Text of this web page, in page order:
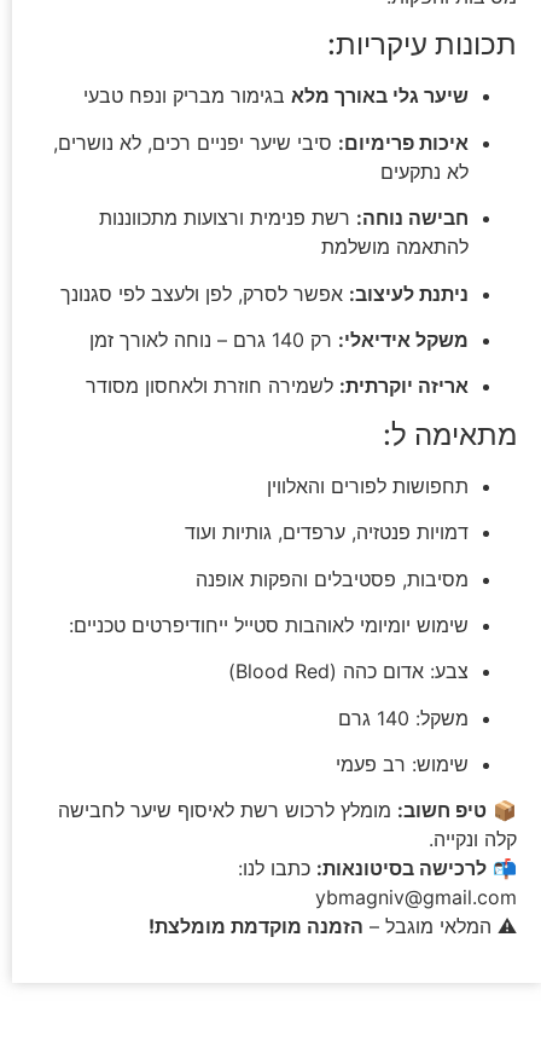
תכונות עיקריות:
שיער גלי באורך מלא בגימור מבריק ונפח טבעי
איכות פרימיום: סיבי שיער יפניים רכים, לא נושרים,
לא נתקעים
חבישה נוחה: רשת פנימית ורצועות מתכווננות
להתאמה מושלמת
ניתנת לעיצוב: אפשר לסרק, לפן ולעצב לפי סגנונך
משקל אידיאלי: רק 140 גרם – נוחה לאורך זמן
אריזה יוקרתית: לשמירה חוזרת ולאחסון מסודר
מתאימה ל:
תחפושות לפורים והאלווין
דמויות פנטזיה, ערפדים, גותיות ועוד
מסיבות, פסטיבלים והפקות אופנה
שימוש יומיומי לאוהבות סטייל ייחודיפרטים טכניים:
צבע: אדום כהה (Blood Red)
משקל: 140 גרם
שימוש: רב פעמי
📦 טיפ חשוב: מומלץ לרכוש רשת לאיסוף שיער לחבישה
קלה ונקייה.
📬 לרכישה בסיטונאות: כתבו לנו:
ybmagniv@gmail.com
⚠️ המלאי מוגבל – הזמנה מוקדמת מומלצת!